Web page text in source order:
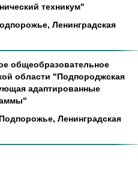
техникум"
Ленинградская
общеобразовательное
области "Подпороджская
адаптированные
Ленинградская